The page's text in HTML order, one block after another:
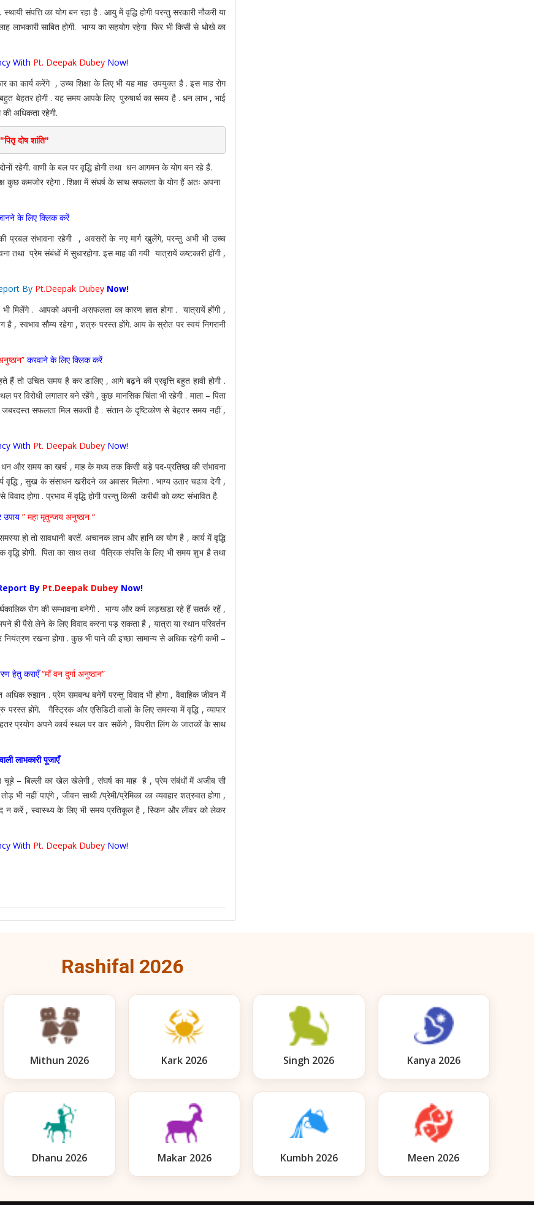
संपत्ति का योग बन रहा है . आयु में वृद्धि होगी परन्तु सरकारी नौकरी या
लाभकारी साबित होगी. भाग्य का सहयोग रहेगा फिर भी किसी से धोखे का
With Pt. Deepak Dubey Now!
का कार्य करेंगे , उच्च शिक्षा के लिए भी यह माह उपयुक्त है . इस माह रोग
बेहतर होगी . यह समय आपके लिए पुरुषार्थ का समय है . धन लाभ , भाई
अधिकता रहेगी.
"पितृ दोष शांति"
रहेगी. वाणी के बल पर वृद्धि होगी तथा धन आगमन के योग बन रहे हैं.
कुछ कमजोर रहेगा . शिक्षा में संघर्ष के साथ सफलता के योग हैं अतः अपना
के लिए क्लिक करें
प्रबल संभावना रहेगी , अवसरों के नए मार्ग खुलेंगे, परन्तु अभी भी उच्च
तथा प्रेम संबंधों में सुधारहोगा. इस माह की गयी यात्रायें कष्टकारी होंगी ,
By Pt.Deepak Dubey Now!
मिलेंगे . आपको अपनी असफलता का कारण ज्ञात होगा . यात्रायें होंगी ,
, स्वभाव सौम्य रहेगा , शत्रु परस्त होंगे. आय के स्रोत पर स्वयं निगरानी
करवाने के लिए क्लिक करें
हैं तो उचित समय है कर डालिए , आगे बढ़ने की प्रवृत्ति बहुत हावी होगी .
पर विरोधी लगातार बने रहेंगे , कुछ मानसिक चिंता भी रहेगी . माता – पिता
सफलता मिल सकती है . संतान के दृष्टिकोण से बेहतर समय नहीं ,
With Pt. Deepak Dubey Now!
और समय का खर्च , माह के मध्य तक किसी बड़े पद-प्रतिष्ठा की संभावना
, सुख के संसाधन खरीदने का अवसर मिलेगा . भाग्य उतार चढाव देगी ,
होगा . प्रभाव में वृद्धि होगी परन्तु किसी करीबी को कष्ट संभावित है.
” महा मृतुन्जय अनुष्ठान “
हो तो सावधानी बरतें. अचानक लाभ और हानि का योग है , कार्य में वृद्धि
होगी. पिता का साथ तथा पैत्रिक संपत्ति के लिए भी समय शुभ है तथा
By Pt.Deepak Dubey Now!
रोग की सम्भावना बनेगी . भाग्य और कर्म लड़खड़ा रहे हैं सतर्क रहें ,
ही पैसे लेने के लिए विवाद करना पड़ सकता है , यात्रा या स्थान परिवर्तन
रखना होगा . कुछ भी पाने की इच्छा सामान्य से अधिक रहेगी कभी –
हेतु कराएँ “माँ वन दुर्गा अनुष्ठान”
अधिक रुझान . प्रेम समबन्ध बनेगें परन्तु विवाद भी होगा , वैवाहिक जीवन में
होंगे. गैस्ट्रिक और एसिडिटी वालों के लिए समस्या में वृद्धि , व्यापार
प्रयोग अपने कार्य स्थल पर कर सकेंगे , विपरीत लिंग के जातकों के साथ
लाभकारी पूजाएँ
चूहे – बिल्ली का खेल खेलेगी , संघर्ष का माह है , प्रेम संबंधों में अजीब सी
नहीं पाएंगे , जीवन साथी /प्रेमी/प्रेमिका का व्यवहार शत्रुवत होगा ,
न करें , स्वास्थ्य के लिए भी समय प्रतिकूल है , स्किन और लीवर को लेकर
With Pt. Deepak Dubey Now!
Rashifal 2026
Mithun 2026 Kark 2026 Singh 2026 Kanya 2026
Dhanu 2026 Makar 2026 Kumbh 2026 Meen 2026